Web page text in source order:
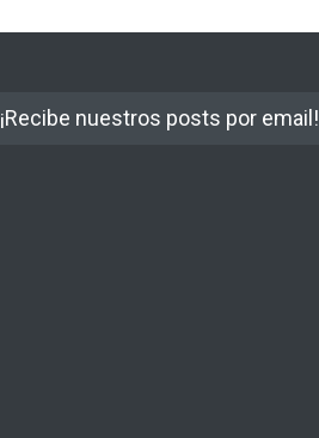
¡Recibe nuestros posts por email!